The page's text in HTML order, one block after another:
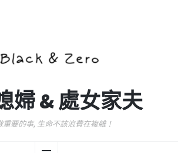
婦 & 處女家夫
重要的事, 生命不該浪費在複雜！